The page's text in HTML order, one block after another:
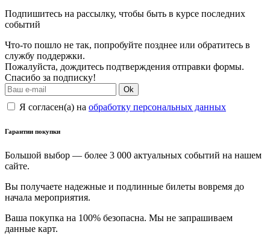
Подпишитесь на рассылку, чтобы быть в курсе последних
событий
Что-то пошло не так, попробуйте позднее или обратитесь в
службу поддержки.
Пожалуйста, дождитесь подтверждения отправки формы.
Спасибо за подписку!
Ok
Я согласен(а) на обработку персональных данных
Гарантии покупки
Большой выбор — более 3 000 актуальных событий на нашем
сайте.
Вы получаете надежные и подлинные билеты вовремя до
начала мероприятия.
Ваша покупка на 100% безопасна. Мы не запрашиваем
данные карт.